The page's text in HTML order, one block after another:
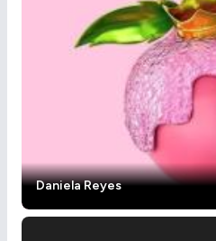
Daniela Reyes